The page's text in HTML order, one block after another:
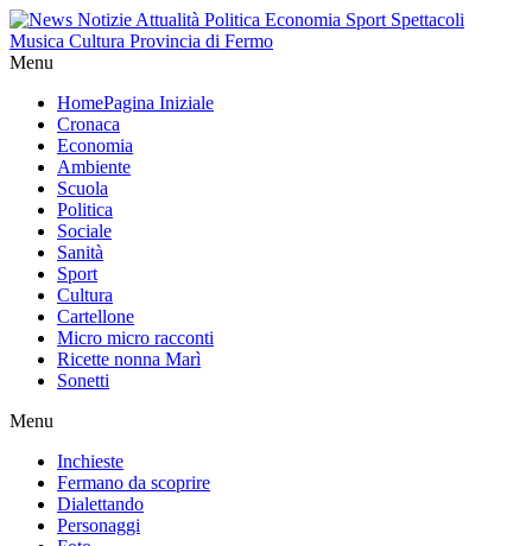
Menu
HomePagina Iniziale
Cronaca
Economia
Ambiente
Scuola
Politica
Sociale
Sanità
Sport
Cultura
Cartellone
Micro micro racconti
Ricette nonna Marì
Sonetti
Menu
Inchieste
Fermano da scoprire
Dialettando
Personaggi